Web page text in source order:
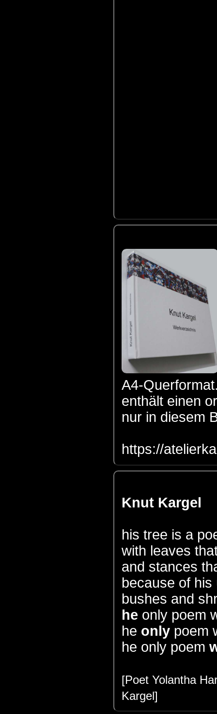
A4-
enthält einen
nur in diesem
https://
Knut Kargel
his tree is a
with leaves
and stances
because of
bushes and
he only poem
he onlypoem
he only poem
[Poet Yolantha
Kargel]